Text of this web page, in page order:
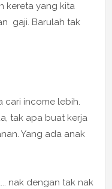
kereta yang kita
gaji. Barulah tak
cari income lebih.
tak apa buat kerja
Yang ada anak
nak dengan tak nak